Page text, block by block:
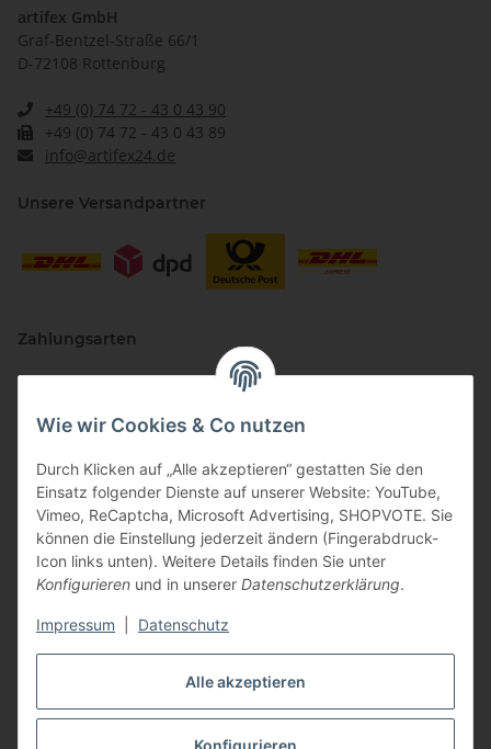
Alle akzeptieren
Wie wir Cookies & Co nutzen
Durch Klicken auf „Alle akzeptieren“ gestatten Sie den
Einsatz folgender Dienste auf unserer Website: YouTube,
Vimeo, ReCaptcha, Microsoft Advertising, SHOPVOTE. Sie
können die Einstellung jederzeit ändern (Fingerabdruck-
Icon links unten). Weitere Details finden Sie unter
Konfigurieren und in unserer Datenschutzerklärung.
Impressum Datenschutz
artifex GmbH
Graf-Bentzel-Straße 66/1
D-72108 Rottenburg
+49 (0) 74 72 - 43 0 43 90
+49 (0) 74 72 - 43 0 43 89
info@artifex24.de
Unsere Versandpartner
Zahlungsarten
Vertriebspartner